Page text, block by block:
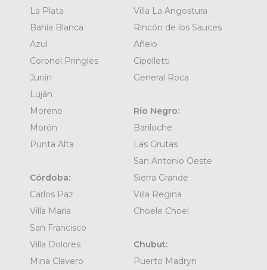
La Plata
Bahía Blanca
Azul
Coronel Pringles
Junín
Luján
Moreno
Morón
Punta Alta
Córdoba:
Carlos Paz
Villa María
San Francisco
Villa Dolores
Mina Clavero
Villa La Angostura
Rincón de los Sauces
Añelo
Cipolletti
General Roca
Río Negro:
Bariloche
Las Grutas
San Antonio Oeste
Sierra Grande
Villa Regina
Choele Choel
Chubut:
Puerto Madryn